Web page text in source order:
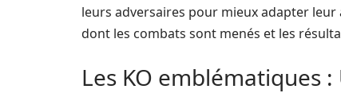
leurs adversaires pour mieux adapter
dont les combats sont menés et les
Les KO emblématiques :